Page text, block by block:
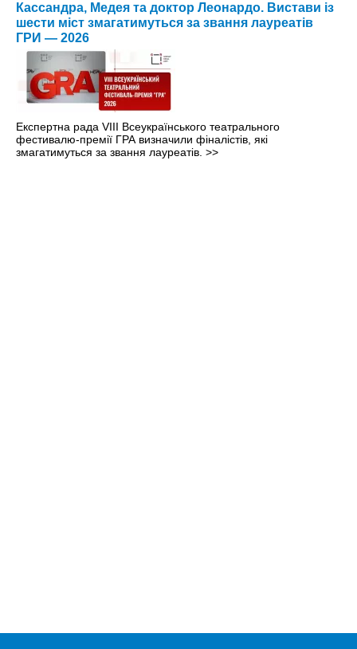
Кассандра, Медея та доктор Леонардо. Вистави із
шести міст змагатимуться за звання лауреатів
ГРИ — 2026
Експертна рада VIII Всеукраїнського театрального
фестивалю-премії ГРА визначили фіналістів, які
змагатимуться за звання лауреатів. >>